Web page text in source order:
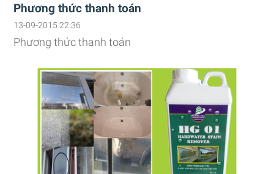
Phương thức thanh toán
13-09-2015 22:36
Phương thức thanh toán